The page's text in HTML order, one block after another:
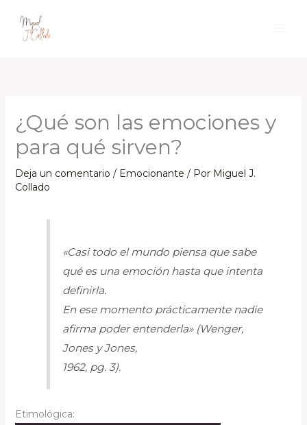
contenido
¿Qué son las emociones y
para qué sirven?
Deja un comentario / Emocionante / Por Miguel J.
Collado
«Casi todo el mundo piensa que sabe
qué es una emoción hasta que intenta
definirla.
En ese momento prácticamente nadie
afirma poder entenderla» (Wenger,
Jones y Jones,
1962, pg. 3).
Etimológica: